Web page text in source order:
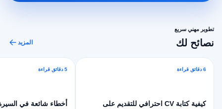
تطوير مهني سريع
نصائح لك المزيد
6 دقائق قراءة
كيفية كتابة CV احترافي للتقديم على
5 دقائق قراءة
أخطاء شائعة في السيرة